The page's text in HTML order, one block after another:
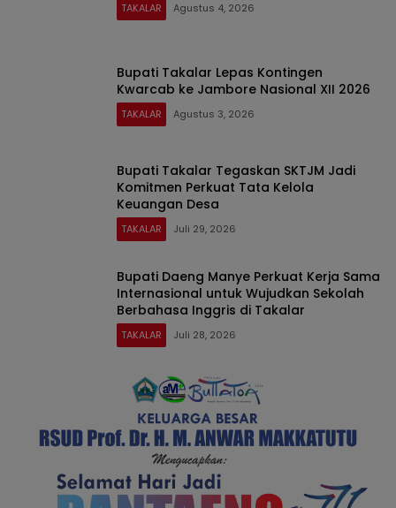
TAKALAR Agustus 4, 2026
Bupati Takalar Lepas Kontingen
Kwarcab ke Jambore Nasional XII 2026
TAKALAR Agustus 3, 2026
Bupati Takalar Tegaskan SKTJM Jadi
Komitmen Perkuat Tata Kelola
Keuangan Desa
TAKALAR Juli 29, 2026
Bupati Daeng Manye Perkuat Kerja Sama
Internasional untuk Wujudkan Sekolah
Berbahasa Inggris di Takalar
TAKALAR Juli 28, 2026